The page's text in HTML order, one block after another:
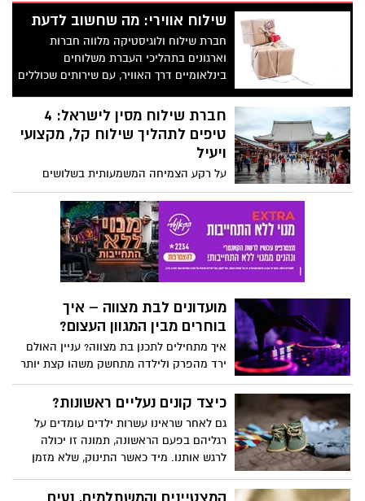
שילוח אווירי: מה שחשוב לדעת
חברת שילוח ולוגיסטיקה מלווה חברות
וארגונים בתהליכי העברת משלוחים
בינלאומיים דרך האוויר, עם שירותים שכוללים
התקדמות המשלוח ודאגה לכל הפרטים
מנקודת ההפצה ועד לנקודת המסירה, כולל
אפשרויות אחסון סחורות בהתאם לצורך.
חברת שילוח מסין לישראל: 4
טיפים לתהליך שילוח קל, מקצועי
ויעיל
על רקע הצמיחה המשמעותית בשלושים
השנים האחרונות, סין גדלה והפכה למעצמה
כלכלית משמעותית ביותר. סחורות סיניות זכו
לקבלה רחבה בעולם, ועסקים ישראלים רבים
מייבאים סחורות מסין.
מועדונים לבת מצווה – איך
בוחרים מבין המגוון העצום?
איך מתחילים לתכנן בת מצווה? עניין האולם
ירד מהפרק ולילדה מתחשק משהו קצת יותר
יוקרתי מאשר מפגש בבאולינג העירוני עם כל
הכיתה. ובכן, מועדונים לבת מצווה כנראה יהיו
בשנים האחרונות חגיגות המצווה במועדונים
השונים הפכו לפופולאריות במיוחד, כשרבים
ורבות מחתני וכלות המצווה מגלים את
הפוטנציאל העצום שבחגיגה בטעם שלהם,
כיצד קונים נעליים ראשונות?
גם לאחר שראינו עשרות ילדים עומדים על
רגליהם בפעם הראשונה, תמונה זו יכולה
לרגש אותנו. מיד כאשר התינוק, שלא מזמן
לצעוד את צעדיו הראשונים בעולם וללמוד על